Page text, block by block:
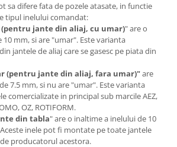
sa difere fata de pozele atasate, in functie
tipul inelului comandat:
jante din aliaj, cu umar)" are o
mm, si are "umar". Este varianta
jantele de aliaj care se gasesc pe piata din
(pentru jante din aliaj, fara umar)"are
7.5 mm, si nu are "umar". Este varianta
comercializate in principal sub marcile AEZ,
OZ, ROTIFORM.
din tabla" are o inaltime a inelului de 10
inele pot fi montate pe toate jantele
producatorul acestora.